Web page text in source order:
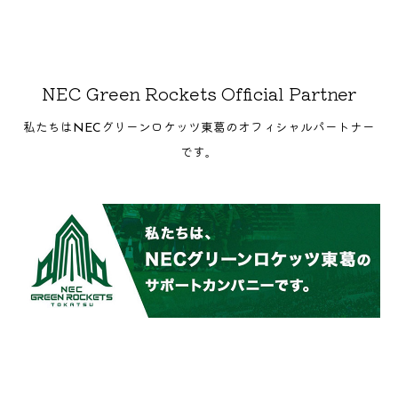
NEC Green Rockets Official Partner
私たちはNECグリーンロケッツ東葛のオフィシャルパートナー
です。